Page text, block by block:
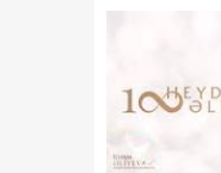
fəaliyyətini
Tədqiqat: